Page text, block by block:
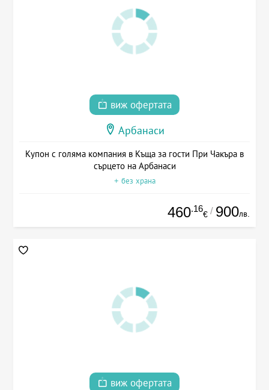
виж офертата
Арбанаси
Купон с голяма компания в Къща за гости При Чакъра в
сърцето на Арбанаси
+ без храна
460.16
€ / 900лв.
виж офертата